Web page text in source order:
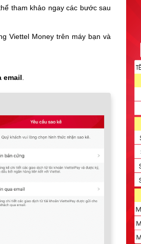
tham khảo ngay các bước sau
Viettel Money trên máy bạn và
email.